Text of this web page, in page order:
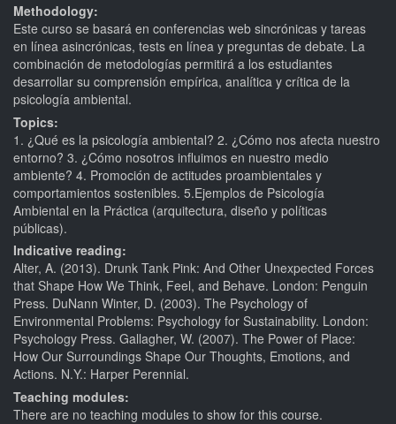
Methodology:
Este curso se basará en conferencias web sincrónicas y tareas
en línea asincrónicas, tests en línea y preguntas de debate. La
combinación de metodologías permitirá a los estudiantes
desarrollar su comprensión empírica, analítica y crítica de la
psicología ambiental.
Topics:
1. ¿Qué es la psicología ambiental? 2. ¿Cómo nos afecta nuestro
entorno? 3. ¿Cómo nosotros influimos en nuestro medio
ambiente? 4. Promoción de actitudes proambientales y
comportamientos sostenibles. 5.Ejemplos de Psicología
Ambiental en la Práctica (arquitectura, diseño y políticas
públicas).
Indicative reading:
Alter, A. (2013). Drunk Tank Pink: And Other Unexpected Forces
that Shape How We Think, Feel, and Behave. London: Penguin
Press. DuNann Winter, D. (2003). The Psychology of
Environmental Problems: Psychology for Sustainability. London:
Psychology Press. Gallagher, W. (2007). The Power of Place:
How Our Surroundings Shape Our Thoughts, Emotions, and
Actions. N.Y.: Harper Perennial.
Teaching modules:
There are no teaching modules to show for this course.